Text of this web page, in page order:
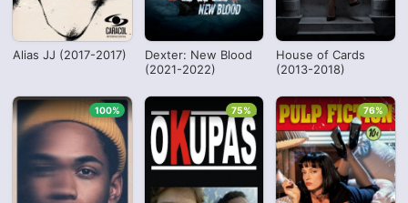
Alias JJ (2017-2017)
Dexter: New Blood
(2021-2022)
House of Cards
(2013-2018)
100% 75% 76%